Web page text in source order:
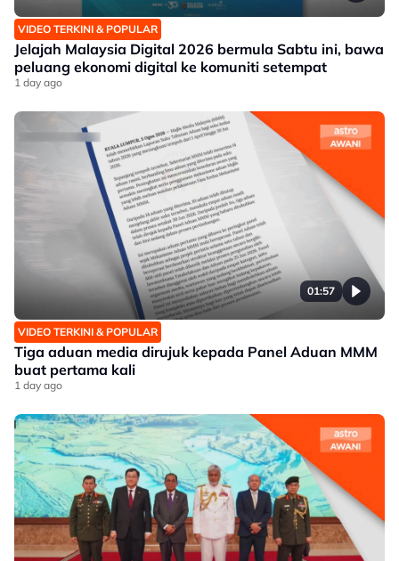
VIDEO TERKINI & POPULAR
Jelajah Malaysia Digital 2026 bermula Sabtu ini, bawa
peluang ekonomi digital ke komuniti setempat
1 day ago
01:57
VIDEO TERKINI & POPULAR
Tiga aduan media dirujuk kepada Panel Aduan MMM
buat pertama kali
1 day ago